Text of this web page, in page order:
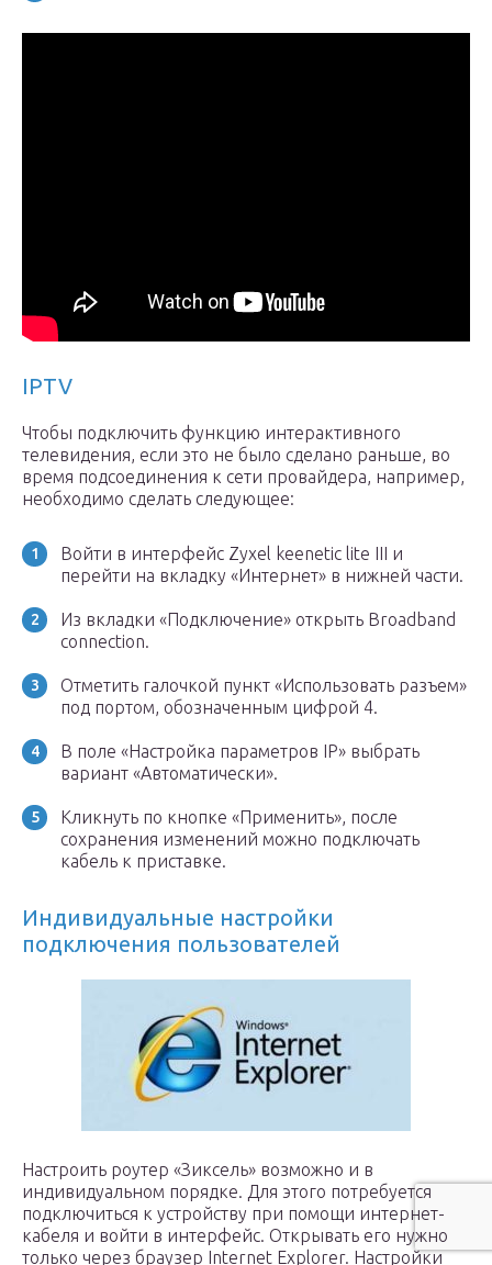
IPTV
Чтобы подключить функцию интерактивного
телевидения, если это не было сделано раньше, во
время подсоединения к сети провайдера, например,
необходимо сделать следующее:
Войти в интерфейс Zyxel keenetic lite III и
перейти на вкладку «Интернет» в нижней части.
Из вкладки «Подключение» открыть Broadband
connection.
Отметить галочкой пункт «Использовать разъем»
под портом, обозначенным цифрой 4.
В поле «Настройка параметров IP» выбрать
вариант «Автоматически».
Кликнуть по кнопке «Применить», после
сохранения изменений можно подключать
кабель к приставке.
Индивидуальные настройки
подключения пользователей
Настроить роутер «Зиксель» возможно и в
индивидуальном порядке. Для этого потребуется
подключиться к устройству при помощи интернет-
кабеля и войти в интерфейс. Открывать его нужно
только через браузер Internet Explorer. Настройки